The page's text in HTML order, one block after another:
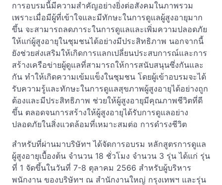
การอบรมนี้มีความสำคัญอย่างยิ่งต่อสังคมในภาพรวม
เพราะเมื่อมีผู้ที่เข้าใจและมีทักษะในการดูแลผู้สูงอายุมาก
ขึ้น จะสามารถลดภาระในการดูแลและเพิ่มความปลอดภัย
ให้แก่ผู้สูงอายุในชุมชนได้อย่างมีประสิทธิภาพ นอกจากนี้
ยังช่วยส่งเสริมให้เกิดการแลกเปลี่ยนประสบการณ์และการ
สร้างเครือข่ายผู้ดูแลที่สามารถให้การสนับสนุนซึ่งกันและ
กัน ทำให้เกิดความเข้มแข็งในชุมชน โดยผู้เข้าอบรมจะได้
รับความรู้และทักษะในการดูแลสุขภาพผู้สูงอายุได้อย่างถูก
ต้องและมีประสิทธิภาพ ช่วยให้ผู้สูงอายุมีคุณภาพชีวิตที่ดี
ขึ้น ตลอดจนการสร้างให้ผู้สูงอายุได้รับการดูแลอย่าง
ปลอดภัยในสิ่งแวดล้อมที่เหมาะสมต่อ การดำรงชีวิต
สำหรับที่ผ่านมาบริษัทฯ ได้จัดการอบรม หลักสูตรการดูแล
ผู้สูงอายุเบื้องต้น จำนวน 18 ชั่วโมง จำนวน 3 รุ่น ได้แก่ รุ่น
ที่ 1 จัดขึ้นในวันที่ 7-8 ตุลาคม 2566 สำหรับผู้บริหาร
พนักงาน ของบริษัทฯ ณ สำนักงานใหญ่ กรุงเทพฯ และรุ่น